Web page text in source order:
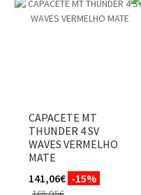
CAPACETE MT
THUNDER 4 SV
WAVES VERMELHO
MATE
141,06€ -15%